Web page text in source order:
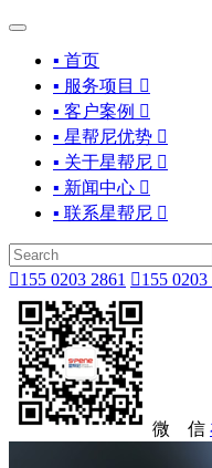
▪ 首页
▪ 服务项目 
▪ 客户案例 
▪ 星帮尼优势 
▪ 关于星帮尼 
▪ 新闻中心 
▪ 联系星帮尼 
155 0203 2861 155 0203
微 信